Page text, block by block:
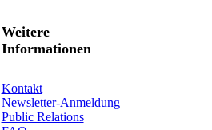
Weitere
Informationen
Kontakt
Newsletter-Anmeldung
Public Relations